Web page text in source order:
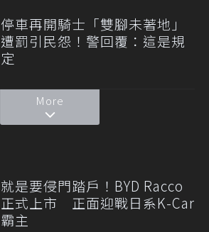
停車再開騎士「雙腳未著地」
遭罰引民怨！警回覆：這是規
定
More
就是要侵門踏戶！BYD Racco
正式上市 正面迎戰日系K-Car
霸主